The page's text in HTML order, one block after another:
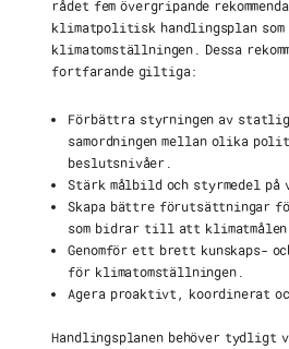
rådet fem övergripande
klimatpolitisk handlingsplan som
klimatomställningen. Dessa
fortfarande giltiga:
Förbättra styrningen av
samordningen mellan olika
beslutsnivåer.
Stärk målbild och styrmedel på
Skapa bättre förutsättningar
som bidrar till att klimatmålen
Genomför ett brett kunskaps-
för klimatomställningen.
Agera proaktivt, koordinerat
Handlingsplanen behöver tydligt